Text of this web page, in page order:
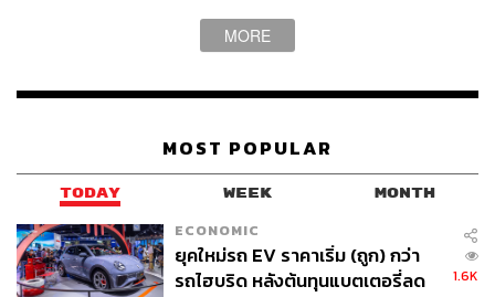
เป็นเสน่ห์เฉพาะตัวที่สุดของศิลปินเดี่ยวคนล่าสุดจาก YG ที่
หน้าตา
https://www.youtube.com/watch?v=v8UoignWgZQ
https://www.youtube.com/watch?v=DKL32fI6xGI
MORE
MOST POPULAR
TODAY WEEK MONTH
ECONOMIC
ยุคใหม่รถ EV ราคาเริ่ม (ถูก) กว่า
รถไฮบริด หลังต้นทุนแบตเตอรี่ลด
1.6K